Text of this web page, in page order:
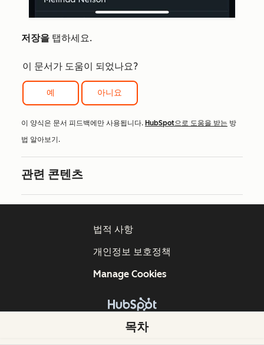
저장을 탭하세요.
이 문서가 도움이 되었나요?
예 아니요
이 양식은 문서 피드백에만 사용됩니다. HubSpot으로 도움을 받는 방
법 알아보기.
관련 콘텐츠
목차
Copyright © 2026 HubSpot, Inc.
법적 사항
개인정보 보호정책
Manage Cookies